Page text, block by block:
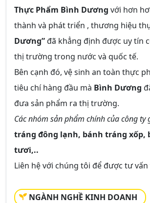
Thực Phẩm Bình Dương với hơn
thành và phát triển , thương hiệu
Dương”đã khẳng định được uy tín
thị trường trong nước và quốc tế.
Bên cạnh đó, vệ sinh an toàn thực
tiêu chí hàng đầu mà Bình Dương
đưa sản phẩm ra thị trường.
Các nhóm sản phẩm chính của công ty
tráng đông lạnh, bánh tráng xốp,
tươi,..
Liên hệ với chúng tôi để được tư
NGÀNH NGHỀ KINH DOANH